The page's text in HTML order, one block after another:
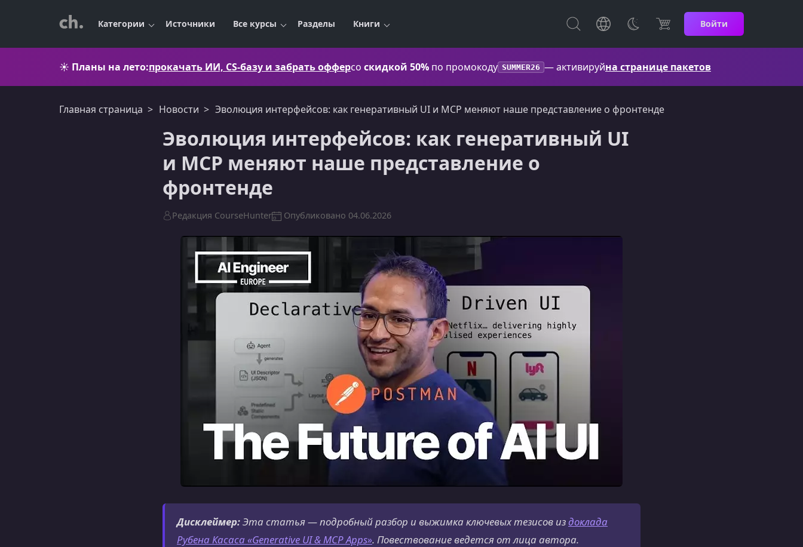
Категории Источники Все курсы Разделы Книги Войти
☀️ Планы на лето:прокачать ИИ, CS-базу и забрать офферсо скидкой 50% по промокоду SUMMER26 — активируйна странице пакетов
Главная страница Новости Эволюция интерфейсов: как генеративный UI и MCP меняют наше представление о фронтенде
Эволюция интерфейсов: как генеративный UI
и MCP меняют наше представление о
фронтенде
Редакция CourseHunter Опубликовано 04.06.2026
Дисклеймер:Эта статья — подробный разбор и выжимка ключевых тезисов издоклада
Рубена Касаса «Generative UI & MCP Apps». Повествование ведется от лица автора.